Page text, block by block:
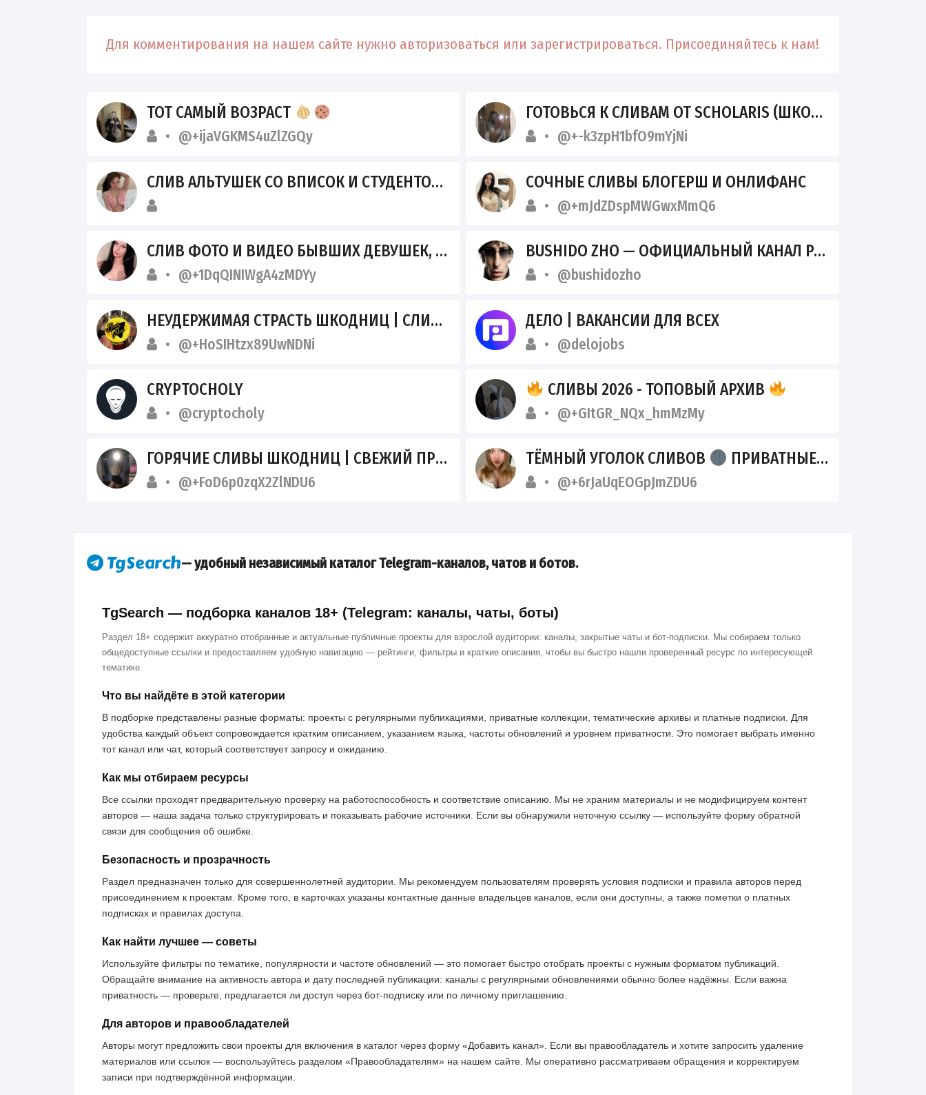
Для комментирования на нашем сайте нужно авторизоваться или зарегистрироваться. Присоединяйтесь к нам!
ТОТ САМЫЙ ВОЗРАСТ
@+ijaVGKMS4uZlZGQy
ГОТОВЬСЯ К СЛИВАМ ОТ SCHOLARIS (ШКОДНИЦ)
@+-k3zpH1bfO9mYjNi
СЛИВ АЛЬТУШЕК СО ВПИСОК И СТУДЕНТОК 18+ ТГ СОЧНЫЕ СЛИВЫ БЛОГЕРШ И ОНЛИФАНС
@+mJdZDspMWGwxMmQ6
СЛИВ ФОТО И ВИДЕО БЫВШИХ ДЕВУШЕК, СОДЕРЖАНОК.
@+1DqQINIWgA4zMDYy
BUSHIDO ZHO — ОФИЦИАЛЬНЫЙ КАНАЛ РЭПЕРА.
@bushidozho
НЕУДЕРЖИМАЯ СТРАСТЬ ШКОДНИЦ | СЛИВЫ ШКОДНИЦ
@+HoSIHtzx89UwNDNi
ДЕЛО | ВАКАНСИИ ДЛЯ ВСЕХ
@delojobs
CRYPTOCHOLY
@cryptocholy
СЛИВЫ 2026 - ТОПОВЫЙ АРХИВ
@+GItGR_NQx_hmMzMy
ГОРЯЧИЕ СЛИВЫ ШКОДНИЦ | СВЕЖИЙ ПРИВАТ
@+FoD6p0zqX2ZlNDU6
ТЁМНЫЙ УГОЛОК СЛИВОВ ПРИВАТНЫЕ УТЕЧКИ
@+6rJaUqEOGpJmZDU6
— удобный независимый каталог Telegram-каналов, чатов и ботов.
TgSearch — подборка каналов 18+ (Telegram: каналы, чаты, боты)
Раздел 18+ содержит аккуратно отобранные и актуальные публичные проекты для взрослой аудитории: каналы, закрытые чаты и бот-подписки. Мы собираем только
общедоступные ссылки и предоставляем удобную навигацию — рейтинги, фильтры и краткие описания, чтобы вы быстро нашли проверенный ресурс по интересующей
тематике.
Что вы найдёте в этой категории
В подборке представлены разные форматы: проекты с регулярными публикациями, приватные коллекции, тематические архивы и платные подписки. Для
удобства каждый объект сопровождается кратким описанием, указанием языка, частоты обновлений и уровнем приватности. Это помогает выбрать именно
тот канал или чат, который соответствует запросу и ожиданию.
Как мы отбираем ресурсы
Все ссылки проходят предварительную проверку на работоспособность и соответствие описанию. Мы не храним материалы и не модифицируем контент
авторов — наша задача только структурировать и показывать рабочие источники. Если вы обнаружили неточную ссылку — используйте форму обратной
связи для сообщения об ошибке.
Безопасность и прозрачность
Раздел предназначен только для совершеннолетней аудитории. Мы рекомендуем пользователям проверять условия подписки и правила авторов перед
присоединением к проектам. Кроме того, в карточках указаны контактные данные владельцев каналов, если они доступны, а также пометки о платных
подписках и правилах доступа.
Как найти лучшее — советы
Используйте фильтры по тематике, популярности и частоте обновлений — это помогает быстро отобрать проекты с нужным форматом публикаций.
Обращайте внимание на активность автора и дату последней публикации: каналы с регулярными обновлениями обычно более надёжны. Если важна
приватность — проверьте, предлагается ли доступ через бот-подписку или по личному приглашению.
Для авторов и правообладателей
Авторы могут предложить свои проекты для включения в каталог через форму «Добавить канал». Если вы правообладатель и хотите запросить удаление
материалов или ссылок — воспользуйтесь разделом «Правообладателям» на нашем сайте. Мы оперативно рассматриваем обращения и корректируем
записи при подтверждённой информации.